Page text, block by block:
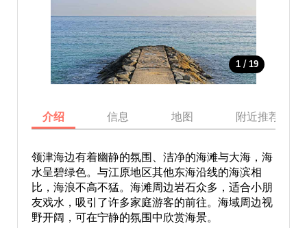
1 / 19
介绍 信息 地图 附近推荐景点
领津海边有着幽静的氛围、洁净的海滩与大海，海
水呈碧绿色。与江原地区其他东海沿线的海滨相
比，海浪不高不猛。海滩周边岩石众多，适合小朋
友戏水，吸引了许多家庭游客的前往。海域周边视
野开阔，可在宁静的氛围中欣赏海景。